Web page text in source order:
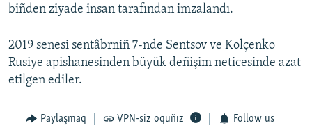
biñden ziyade insan tarafından imzalandı.
2019 senesi sentâbrniñ 7-nde Sentsov ve Kolçenko
Rusiye apishanesinden büyük deñişim neticesinde azat
etilgen ediler.
Paylaşmaq VPN-siz oquñız Follow us